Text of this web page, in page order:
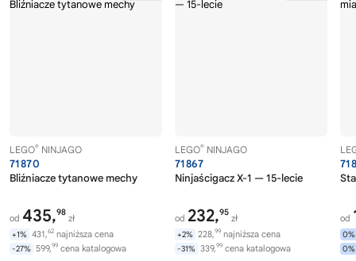
LEGO® NINJAGO
71870
Bliźniacze tytanowe mechy
od 435,98
zł
+1% 431,62 najniższa cena
-27% 599,99 cena katalogowa
LEGO® NINJAGO
71867
Ninjaścigacz X-1 — 15-lecie
od 232,95
zł
+2% 228,99 najniższa cena
-31% 339,99 cena katalogowa
od
0%
0%